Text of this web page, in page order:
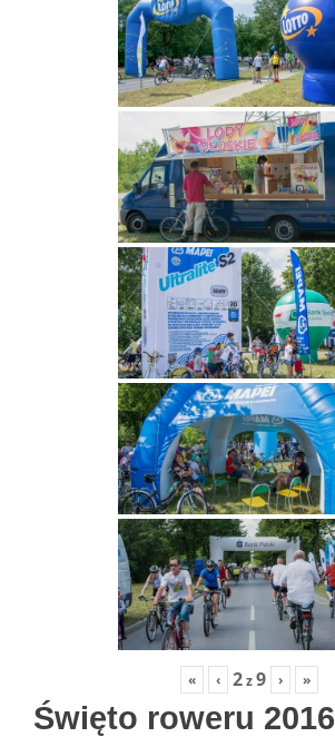
« ‹ 2z9 › »
Święto roweru 2016